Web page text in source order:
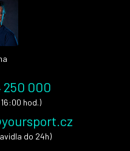
250 000
hod.)
do 24h)